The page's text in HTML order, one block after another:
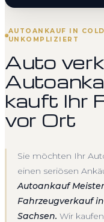
AUTOANKAUF IN
UNKOMPLIZIERT
Auto
kauft Ihr
vor Ort
Sie möchten Ihr
einen seriösen
Autoankauf
Fahrzeugverkauf
Sachsen. Wir